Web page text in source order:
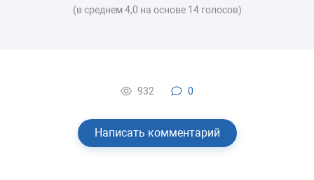
(в среднем 4,0 на основе 14 голосов)
932 0
Написать комментарий